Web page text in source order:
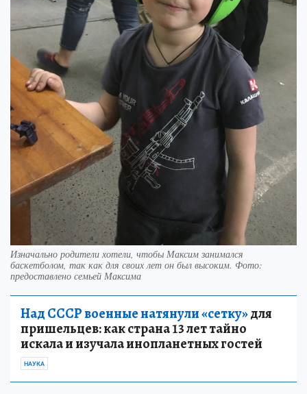
Изначально родители хотели, чтобы Максим занимался
баскетболом, так как для своих лет он был высоким. Фото:
предоставлено семьей Максима
Над СССР военные натянули «сетку»для
пришельцев: как страна 13 лет тайно
искала и изучала инопланетных гостей
НАУКА